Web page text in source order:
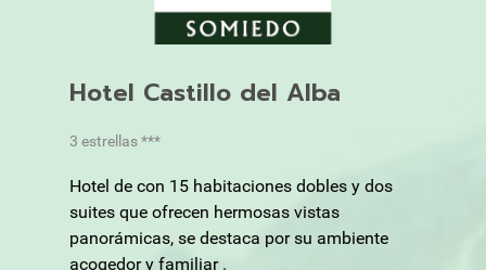
Hotel Castillo del Alba
3 estrellas ***
Hotel de con 15 habitaciones dobles y dos
suites que ofrecen hermosas vistas
panorámicas, se destaca por su ambiente
acogedor y familiar .